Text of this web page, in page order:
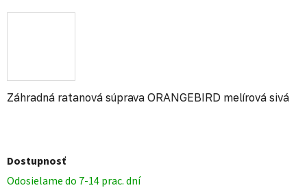
Záhradná ratanová súprava ORANGEBIRD melírová sivá
Dostupnosť
Odosielame do 7-14 prac. dní